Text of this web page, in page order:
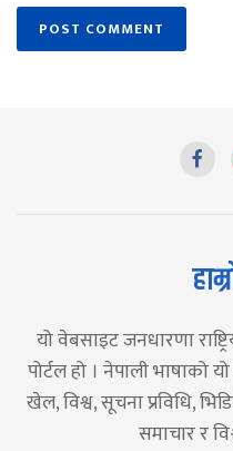
यो वेबसाइट जनधारणा
पोर्टल हो । नेपाली भाषाको
खेल, विश्व, सूचना प्रविधि,
समाचार र